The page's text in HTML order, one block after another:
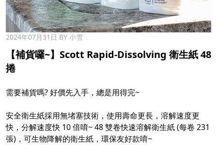
2024年07月31日 BY 小雪
【補貨囉~】Scott Rapid-Dissolving 衛生紙 48
捲
需要補貨嗎? 好價先入手，總是用得完~
安全衛生紙採用無堵塞技術，使用壽命更長，溶解速度更
快，分解速度快 10 倍唷~ 48 雙卷快速溶解衛生紙 (每卷 231
張)，可生物降解的衛生紙，環保友好款唷~